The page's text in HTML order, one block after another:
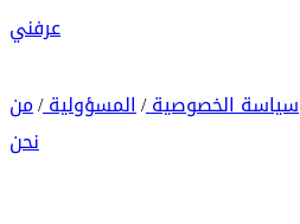
عرفني
سياسة الخصوصية/ المسؤولية/ من
نحن